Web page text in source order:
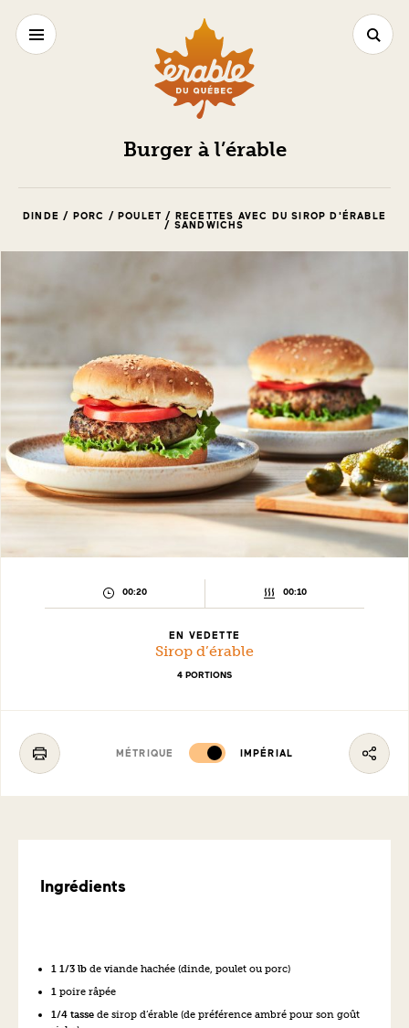
Burger à l’érable
DINDE / PORC / POULET / RECETTES AVEC DU SIROP D'ÉRABLE
/ SANDWICHS
TEMPS
PRÉPARATION :
00:20 TEMPS
CUISSON :
00:10
EN VEDETTE
Sirop d’érable
4 PORTIONS
MÉTRIQUE IMPÉRIAL
Ingrédients
1 1/3 lb de viande hachée (dinde, poulet ou porc)
1 poire râpée
1/4 tasse de sirop d’érable (de préférence ambré pour son goût